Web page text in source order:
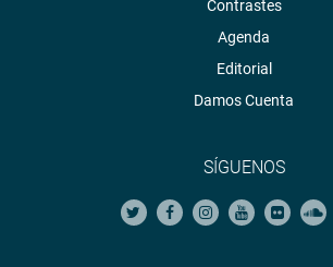
Contrastes
Agenda
Editorial
Damos Cuenta
SÍGUENOS